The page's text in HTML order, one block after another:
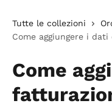
Tutte le collezioni
Come aggiungere i
Come